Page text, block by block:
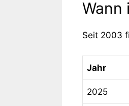
Wann
Seit 2003
Jahr
2025